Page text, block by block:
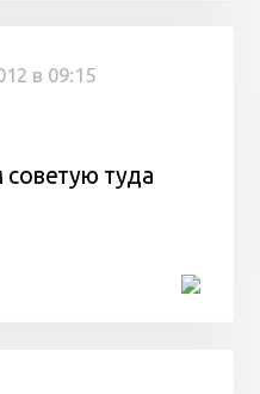
в 09:15
советую туда